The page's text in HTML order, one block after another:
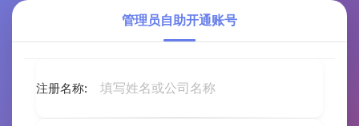
管理员自助开通账号
注册名称: